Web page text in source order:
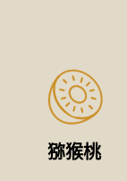
猕猴桃